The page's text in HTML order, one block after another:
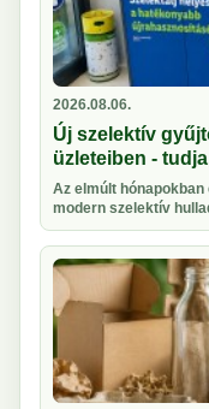
2026.08.06.
Új szelektív
üzleteiben -
Az elmúlt
modern szelektív